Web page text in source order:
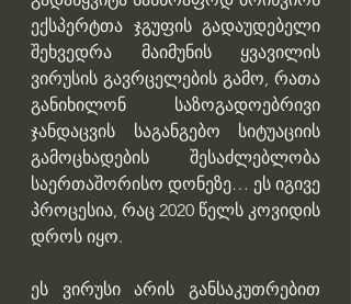
ექსპერტთა ჯგუფის გადაუდებელი
შეხვედრა მაიმუნის ყვავილის
ვირუსის გავრცელების გამო, რათა
განიხილონ საზოგადოებრივი
ჯანდაცვის საგანგებო სიტუაციის
გამოცხადების შესაძლებლობა
საერთაშორისო დონეზე… ეს იგივე
პროცესია, რაც 2020 წელს კოვიდის
დროს იყო.
ეს ვირუსი არის განსაკუთრებით